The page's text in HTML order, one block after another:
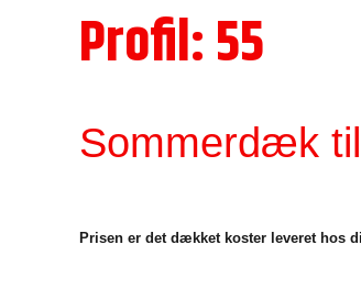
Profil: 55
Sommerdæk
Prisen er det dækket koster leveret hos